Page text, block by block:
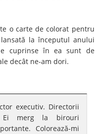
o carte de colorat pentru
la începutul anului
cuprinse în ea sunt de
decât ne-am dori.
executiv. Directorii
Ei merg la birouri
Colorează-mi